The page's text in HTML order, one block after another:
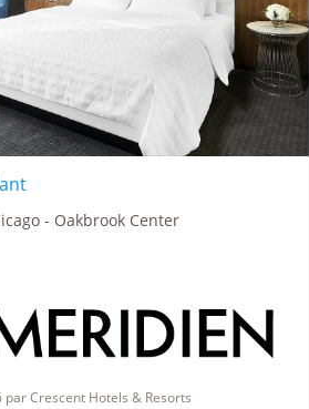
- Oakbrook Center
par Crescent Hotels & Resorts